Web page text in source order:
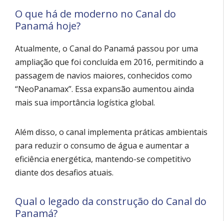
O que há de moderno no Canal do
Panamá hoje?
Atualmente, o Canal do Panamá passou por uma
ampliação que foi concluída em 2016, permitindo a
passagem de navios maiores, conhecidos como
“NeoPanamax”. Essa expansão aumentou ainda
mais sua importância logística global.
Além disso, o canal implementa práticas ambientais
para reduzir o consumo de água e aumentar a
eficiência energética, mantendo-se competitivo
diante dos desafios atuais.
Qual o legado da construção do Canal do
Panamá?